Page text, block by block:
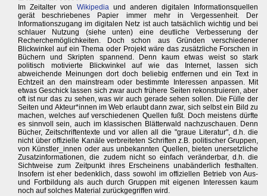
Im Zeitalter von Wikipediaund anderen digitalen Informationsquellen
gerät beschriebenes Papier immer mehr in Vergessenheit. Der
Informationszugang im digitalen Netz ist auch tatsächlich wichtig und bei
schlauer Nutzung (siehe unten) eine deutliche Verbesserung der
Recherchemöglichkeiten. Doch schon aus Gründen verschiedener
Blickwinkel auf ein Thema oder Projekt wäre das zusätzliche Forschen in
Büchern und Skripten spannend. Denn kaum etwas weist so stark
politisch motivierte Blickwinkel auf wie das Internet, lassen sich
abweichende Meinungen dort doch beliebig entfernen und ein Text in
Echtzeit an den mainstream oder bestimmte Interessen anpassen. Mit
etwas Geschick lassen sich zwar auch frühere Seiten rekonstruieren, aber
oft ist nur das zu sehen, was wir auch gerade sehen sollen. Die Fülle der
Seiten und Akteur*innen im Web erlaubt dann zwar, sich selbst ein Bild zu
machen, welches auf verschiedenen Quellen fußt. Doch meistens dürfte
es sinnvoll sein, auch im klassischen Blätterwald nachzuschauen. Denn
Bücher, Zeitschriftentexte und vor allen all die "graue Literatur", d.h. die
nicht über offizielle Kanäle verbreiteten Schriften z.B. politischer Gruppen,
von Künstler_innen oder aus unbekannten Quellen, bieten unersetzliche
Zusatzinformationen, die zudem nicht so einfach veränderbar, d.h. die
Sichtweise zum Zeitpunkt ihres Erscheinens unabänderlich festhalten.
Insofern ist eher bedenklich, dass sowohl im offiziellen Betrieb von Aus-
und Fortbildung als auch durch Gruppen mit eigenen Interessen kaum
noch auf solches Material zurückgegriffen wird.